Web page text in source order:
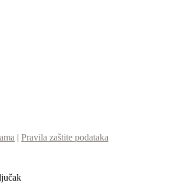
| Pravila zaštite podataka